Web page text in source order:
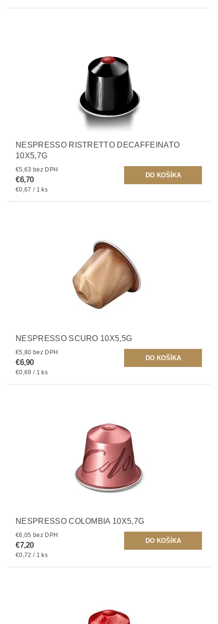
NESPRESSO RISTRETTO DECAFFEINATO
10X5,7G
€5,63 bez DPH
€6,70
€0,67 / 1 ks
NESPRESSO SCURO 10X5,5G
€5,80 bez DPH
€6,90
€0,69 / 1 ks
NESPRESSO COLOMBIA 10X5,7G
€6,05 bez DPH
€7,20
€0,72 / 1 ks